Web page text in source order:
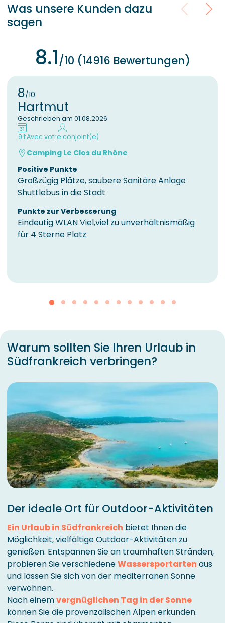
Was unsere Kunden dazu
sagen
8.1/10 (14916 Bewertungen)
8/10
Hartmut
Geschrieben am 01.08.2026
9 tAvec votre conjoint(e)
Camping Le Clos du Rhône
Positive Punkte
Großzügig Plätze, saubere Sanitäre Anlage
Shuttlebus in die Stadt
Punkte zur Verbesserung
Eindeutig WLAN Viel,viel zu unverhältnismäßig
für 4 Sterne Platz
Warum sollten Sie Ihren Urlaub in
Südfrankreich verbringen?
Der ideale Ort für Outdoor-Aktivitäten
Ein Urlaub in Südfrankreich bietet Ihnen die
Möglichkeit, vielfältige Outdoor-Aktivitäten zu
genießen. Entspannen Sie an traumhaften Stränden,
probieren Sie verschiedeneWassersportarten aus
und lassen Sie sich von der mediterranen Sonne
verwöhnen.
Nach einemvergnüglichen Tag in der Sonne
können Sie die provenzalischen Alpen erkunden.